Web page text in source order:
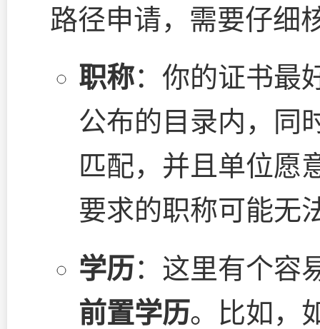
路径申请，需要仔细
职称：你的证书最
公布的目录内，同
匹配，并且单位愿
要求的职称可能无
学历：这里有个容
前置学历。比如，